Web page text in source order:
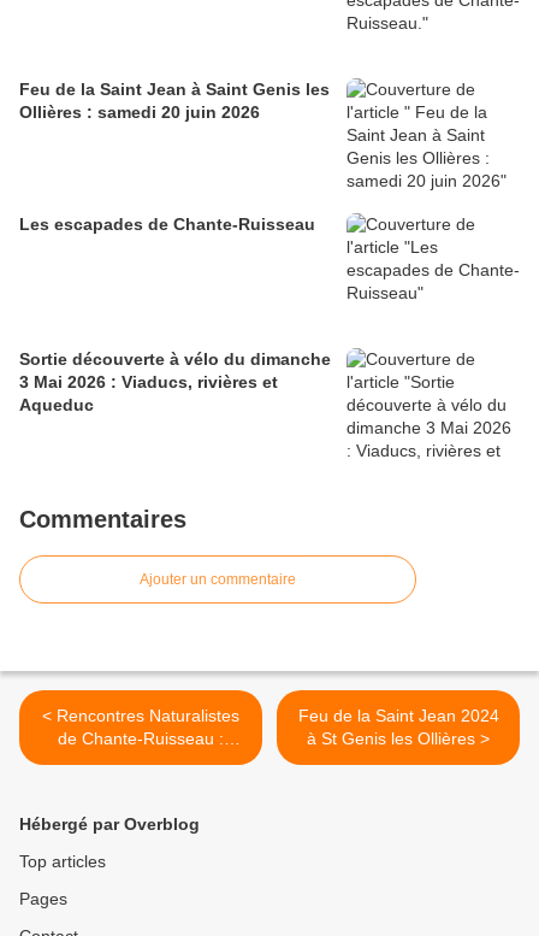
Feu de la Saint Jean à Saint Genis les
Ollières : samedi 20 juin 2026
Les escapades de Chante-Ruisseau
Sortie découverte à vélo du dimanche
3 Mai 2026 : Viaducs, rivières et
Aqueduc
Commentaires
Ajouter un commentaire
< Rencontres Naturalistes
de Chante-Ruisseau :
Mercredi 22 mai 2024 à
Feu de la Saint Jean 2024
à St Genis les Ollières >
Hébergé par Overblog
Top articles
Pages